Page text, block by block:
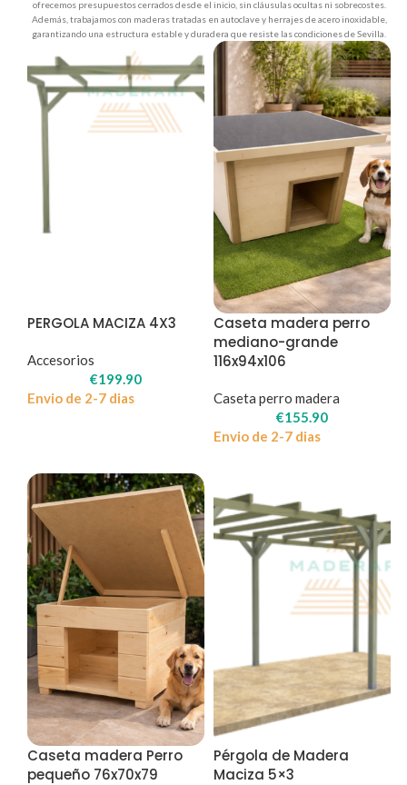
ofrecemos presupuestos cerrados desde el inicio, sin cláusulas ocultas ni sobrecostes.
Además, trabajamos con maderas tratadas en autoclave y herrajes de acero inoxidable,
garantizando una estructura estable y duradera que resiste las condiciones de Sevilla.
PERGOLA MACIZA 4X3
Accesorios
€199.90
Envio de 2-7 dias
Caseta madera perro
mediano-grande
116x94x106
Caseta perro madera
€155.90
Envio de 2-7 dias
Caseta madera Perro
pequeño 76x70x79
Pérgola de Madera
Maciza 5×3